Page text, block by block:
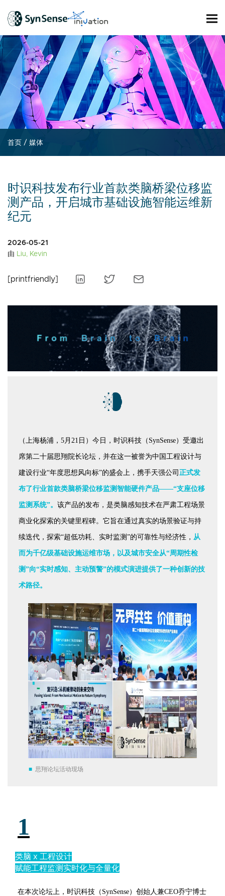
首页 / 媒体
时识科技发布行业首款类脑桥梁位移监
测产品，开启城市基础设施智能运维新
纪元
2026-05-21
由 Liu, Kevin
[printfriendly]
（上海杨浦，5月21日）今日，时识科技（SynSense）受邀出
席第二十届思翔院长论坛，并在这一被誉为中国工程设计与
建设行业“年度思想风向标”的盛会上，携手天强公司 正式发
布了行业首款类脑桥梁位移监测智能硬件产品——“支座位移
监测系统”。 该产品的发布，是类脑感知技术在严肃工程场景
商业化探索的关键里程碑。它旨在通过真实的场景验证与持
续迭代，探索“超低功耗、实时监测”的可靠性与经济性， 从
而为千亿级基础设施运维市场，以及城市安全从“周期性检
测”向“实时感知、主动预警”的模式演进提供了一种创新的技
术路径。
■ 思翔论坛活动现场
1
类脑 x 工程设计
赋能工程监测实时化与全量化
在本次论坛上，时识科技（SynSense）创始人兼CEO乔宁博士